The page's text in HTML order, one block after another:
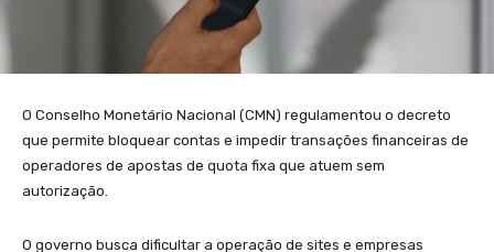
O Conselho Monetário Nacional (CMN) regulamentou o decreto
que permite bloquear contas e impedir transações financeiras de
operadores de apostas de quota fixa que atuem sem
autorização.
O governo busca dificultar a operação de sites e empresas